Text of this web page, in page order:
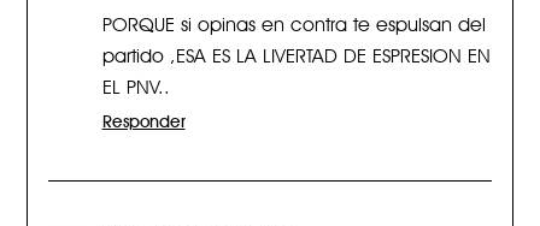
PORQUE si opinas en contra te espulsan del
partido ,ESA ES LA LIVERTAD DE ESPRESION EN
EL PNV..
Responder